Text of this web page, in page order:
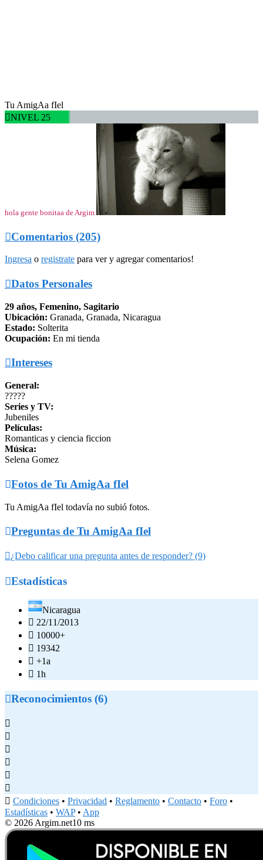
Tu AmigAa fIel
NIVEL 25
hola gente bonitaa de Argim
Comentarios (205)
Ingresa o registrate para ver y agregar comentarios!
Datos Personales
29 años, Femenino, Sagitario
Ubicación: Granada, Granada, Nicaragua
Estado: Solterita
Ocupación: En mi tienda
Intereses
General:
?????
Series y TV:
Jubeniles
Películas:
Romanticas y ciencia ficcion
Música:
Selena Gomez
Fotos de Tu AmigAa fIel
Tu AmigAa fIel todavía no subió fotos.
Preguntas de Tu AmigAa fIel
¿Debo calificar una pregunta antes de responder? (9)
Estadísticas
Nicaragua
 22/11/2013
 10000+
 19342
 +1a
 1h
Reconocimientos (6)






 Condiciones • Privacidad • Reglamento • Contacto • Foro •
Estadísticas • WAP• App
© 2026 Argim.net10 ms